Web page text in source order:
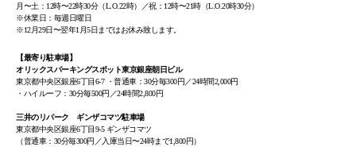
月〜土：12時〜22時30分（L.O.22時）／祝：12時〜21時（L.O.20時30分）
※休業日：毎週日曜日
※12月29日〜翌年1月5日まではお休み致します。
【最寄り駐車場】
オリックスパーキングスポット東京銀座朝日ビル
東京都中央区銀座6丁目6-7 ・普通車：30分毎300円／24時間2,000円
・ハイルーフ：30分毎500円／24時間2,800円
三井のリパーク ギンザコマツ駐車場
東京都中央区銀座6丁目9-5 ギンザコマツ
（普通車：30分毎300円／入庫当日〜24時まで1,800円）